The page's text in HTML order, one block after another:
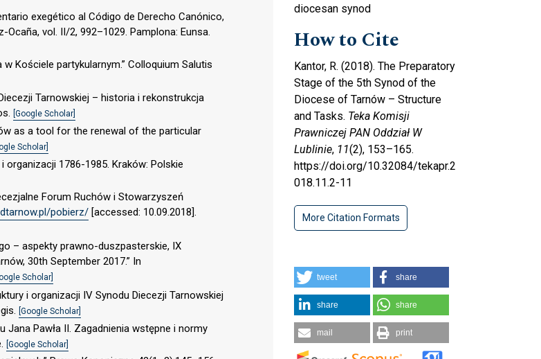
exegético al Código de Derecho Canónico,
vol. II/2, 992–1029. Pamplona: Eunsa.
Kościele partykularnym.” Colloquium Salutis
Tarnowskiej – historia i rekonstrukcja
[Google Scholar]
as a tool for the renewal of the particular
Scholar]
organizacji 1786-1985. Kraków: Polskie
Forum Ruchów i Stowarzyszeń
pobierz/ [accessed: 10.09.2018].
– aspekty prawno-duszpasterskie, IX
30th September 2017.” In
Scholar]
i organizacji IV Synodu Diecezji Tarnowskiej
[Google Scholar]
Jana Pawła II. Zagadnienia wstępne i normy
[Google Scholar]
diocesan synod
How to Cite
Kantor, R. (2018). The Preparatory
Stage of the 5th Synod of the
Diocese of Tarnów – Structure
and Tasks. Teka Komisji
Prawniczej PAN Oddział W
Lublinie, 11(2), 153–165.
https://doi.org/10.32084/tekapr.2
018.11.2-11
More Citation Formats
tweet share
share share
mail print